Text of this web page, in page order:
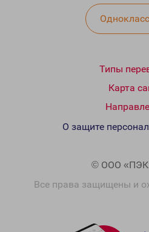
Типы
Карта
© ООО
Все права защищены и
О защите